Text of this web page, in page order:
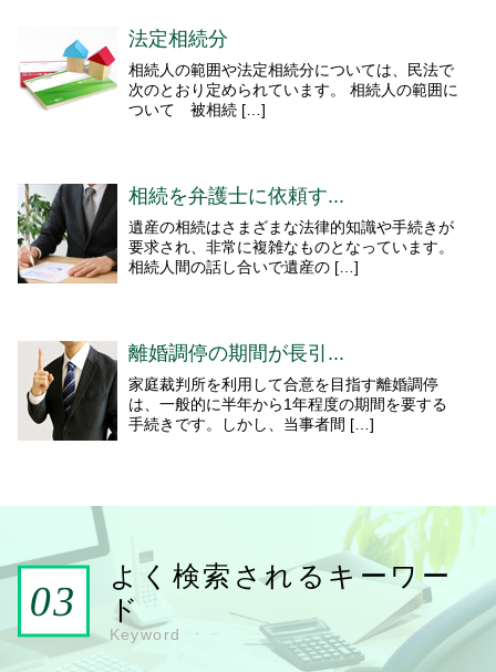
法定相続分
相続人の範囲や法定相続分については、民法で
次のとおり定められています。 相続人の範囲に
ついて 被相続 […]
相続を弁護士に依頼す...
遺産の相続はさまざまな法律的知識や手続きが
要求され、非常に複雑なものとなっています。
相続人間の話し合いで遺産の […]
離婚調停の期間が長引...
家庭裁判所を利用して合意を目指す離婚調停
は、一般的に半年から1年程度の期間を要する
手続きです。しかし、当事者間 […]
よく検索されるキーワー
ド
Keyword